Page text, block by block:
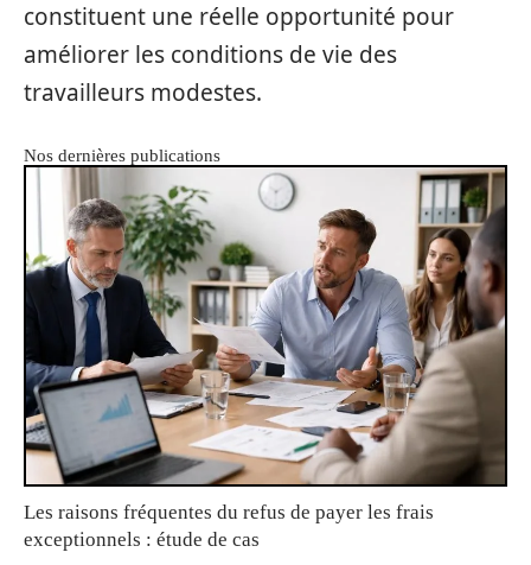
constituent une réelle opportunité pour
améliorer les conditions de vie des
travailleurs modestes.
Nos dernières publications
Les raisons fréquentes du refus de payer les frais
exceptionnels : étude de cas